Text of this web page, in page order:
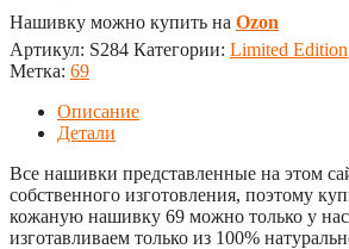
Нашивку можно купить на Ozon
Артикул: S284 Категории: Limited Edition
Метка: 69
Описание
Детали
Все нашивки представленные на этом
собственного изготовления, поэтому
кожаную нашивку 69 можно только у
изготавливаем только из 100%